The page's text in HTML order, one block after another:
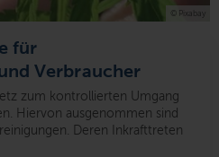
für
Verbraucher
zum kontrollierten Umgang
Hiervon ausgenommen sind
Deren Inkrafttreten
© Pixabay